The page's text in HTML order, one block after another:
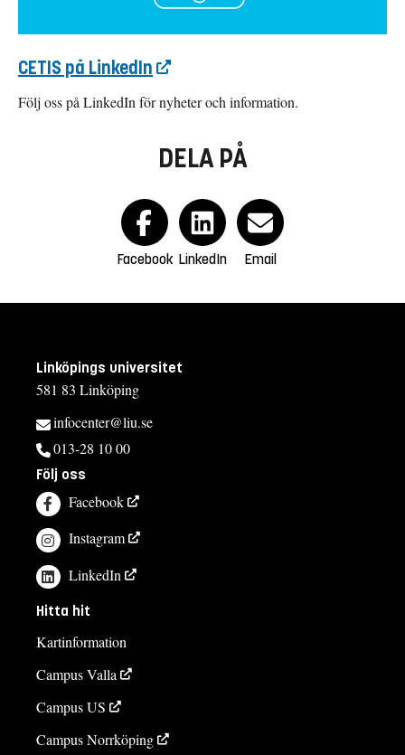
CETIS på LinkedIn
Följ oss på LinkedIn för nyheter och information.
DELA PÅ
Facebook LinkedIn Email
Linköpings universitet
581 83 Linköping
infocenter@liu.se
013-28 10 00
Följ oss
Facebook
Instagram
LinkedIn
Hitta hit
Kartinformation
Campus Valla
Campus US
Campus Norrköping